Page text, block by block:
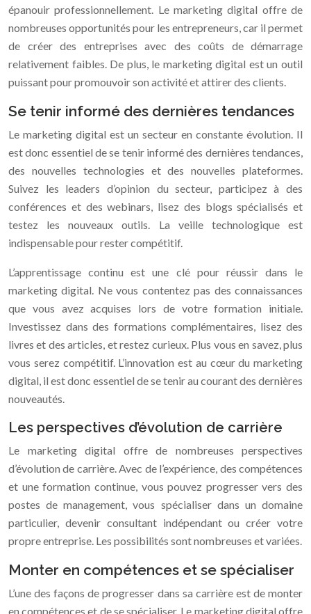
épanouir professionnellement. Le marketing digital offre de
nombreuses opportunités pour les entrepreneurs, car il permet
de créer des entreprises avec des coûts de démarrage
relativement faibles. De plus, le marketing digital est un outil
puissant pour promouvoir son activité et attirer des clients.
Se tenir informé des dernières tendances
Le marketing digital est un secteur en constante évolution. Il
est donc essentiel de se tenir informé des dernières tendances,
des nouvelles technologies et des nouvelles plateformes.
Suivez les leaders d’opinion du secteur, participez à des
conférences et des webinars, lisez des blogs spécialisés et
testez les nouveaux outils. La veille technologique est
indispensable pour rester compétitif.
L’apprentissage continu est une clé pour réussir dans le
marketing digital. Ne vous contentez pas des connaissances
que vous avez acquises lors de votre formation initiale.
Investissez dans des formations complémentaires, lisez des
livres et des articles, et restez curieux. Plus vous en savez, plus
vous serez compétitif. L’innovation est au cœur du marketing
digital, il est donc essentiel de se tenir au courant des dernières
nouveautés.
Les perspectives d’évolution de carrière
Le marketing digital offre de nombreuses perspectives
d’évolution de carrière. Avec de l’expérience, des compétences
et une formation continue, vous pouvez progresser vers des
postes de management, vous spécialiser dans un domaine
particulier, devenir consultant indépendant ou créer votre
propre entreprise. Les possibilités sont nombreuses et variées.
Monter en compétences et se spécialiser
L’une des façons de progresser dans sa carrière est de monter
en compétences et de se spécialiser. Le marketing digital offre